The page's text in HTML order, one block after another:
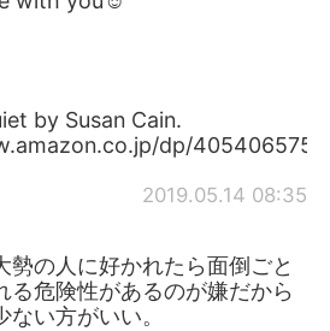
by Susan Cain.
dp/
2019.05.14 08:35
勢の人に好かれたら面倒ごと
る危険性があるのが嫌だから
ない方がいい。